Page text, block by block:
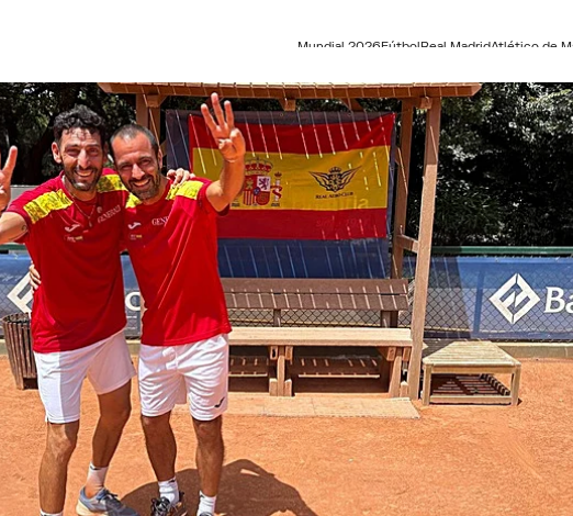
Mundial 2026FútbolReal MadridAtlético de